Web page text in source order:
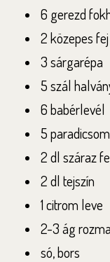
6 gerezd
2 közepes
3 sárgarépa
5 szál
6 babérlevél
5 paradicsom
2 dl száraz
2 dl tejszín
1 citrom leve
2-3 ág
só, bors